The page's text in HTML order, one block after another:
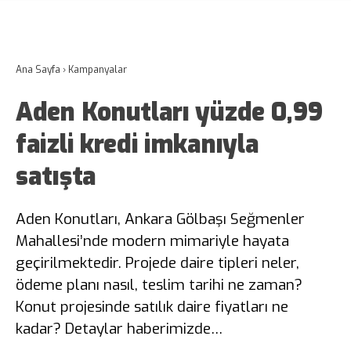
Ana Sayfa › Kampanyalar
Aden Konutları yüzde 0,99
faizli kredi imkanıyla
satışta
Aden Konutları, Ankara Gölbaşı Seğmenler
Mahallesi’nde modern mimariyle hayata
geçirilmektedir. Projede daire tipleri neler,
ödeme planı nasıl, teslim tarihi ne zaman?
Konut projesinde satılık daire fiyatları ne
kadar? Detaylar haberimizde…